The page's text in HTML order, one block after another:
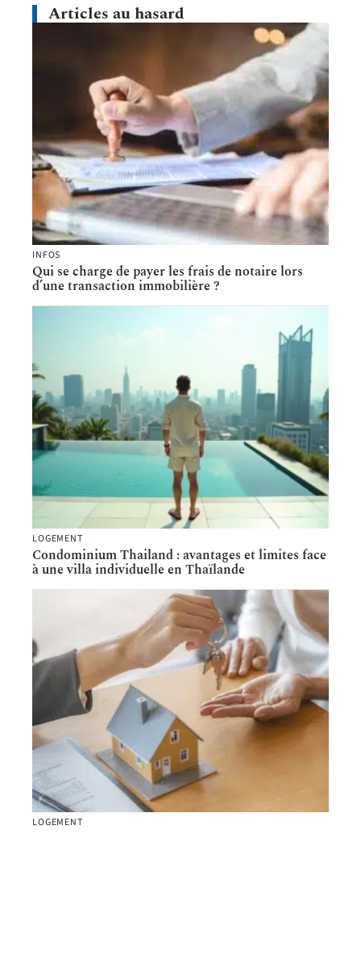
Articles au hasard
INFOS
Qui se charge de payer les frais de notaire lors
d’une transaction immobilière ?
LOGEMENT
Condominium Thailand : avantages et limites face
à une villa individuelle en Thaïlande
LOGEMENT